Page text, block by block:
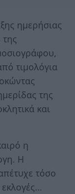
ημερήσιας
τιμολόγια
της
και
η
Η
τόσο